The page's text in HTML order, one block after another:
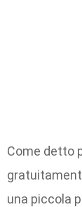
Come detto
una piccola